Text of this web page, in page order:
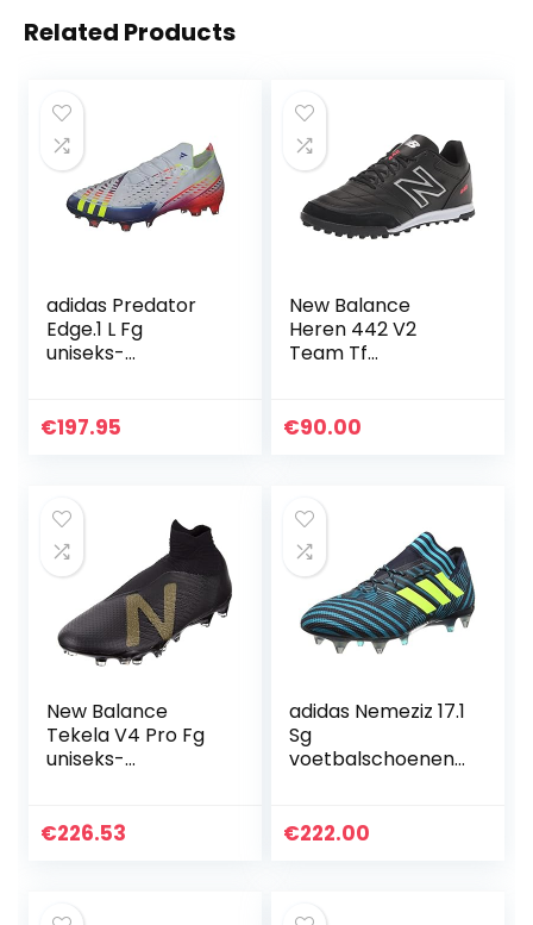
Related Products
adidas Predator
Edge.1 L Fg
uniseks-
€197.95
New Balance
Heren 442 V2
Team Tf
€90.00
New Balance
Tekela V4 Pro Fg
uniseks-
€226.53
adidas Nemeziz 17.1
Sg
voetbalschoenen
€222.00